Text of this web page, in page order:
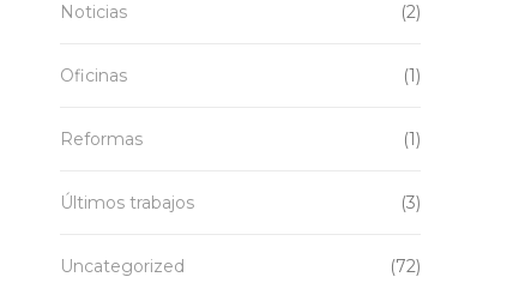
Noticias (2)
Oficinas (1)
Reformas (1)
Últimos trabajos (3)
Uncategorized (72)